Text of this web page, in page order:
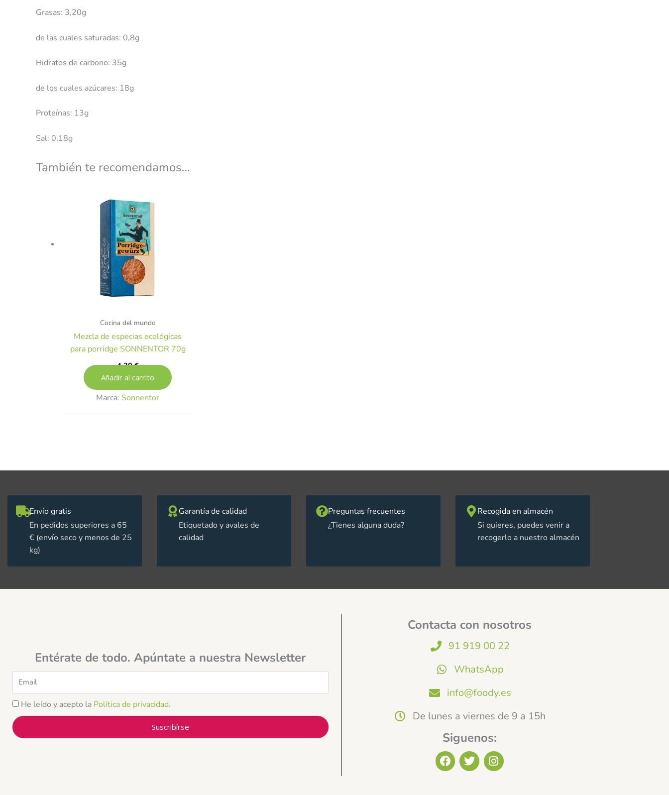
Grasas: 3,20g
de las cuales saturadas: 0,8g
Hidratos de carbono: 35g
de los cuales azúcares: 18g
Proteínas: 13g
Sal: 0,18g
También te recomendamos…
Cocina del mundo
Mezcla de especias ecológicas
para porridge SONNENTOR 70g
4,20€
Añadir al carrito
Marca: Sonnentor
Envío gratis
En pedidos superiores a 65
€ (envío seco y menos de 25
kg)
Garantía de calidad
Etiquetado y avales de
calidad
Preguntas frecuentes
¿Tienes alguna duda?
Recogida en almacén
Si quieres, puedes venir a
recogerlo a nuestro almacén
Entérate de todo. Apúntate a nuestra Newsletter
Email
He leído y acepto la Política de privacidad.
Suscribírse
Contacta con nosotros
91 919 00 22
WhatsApp
info@foody.es
De lunes a viernes de 9 a 15h
Siguenos:
F
a
T
w
I
n